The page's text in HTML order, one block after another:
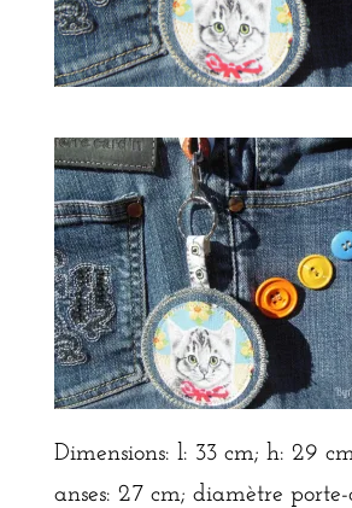
Dimensions: l: 33 cm; h: 29
anses: 27 cm; diamètre porte-